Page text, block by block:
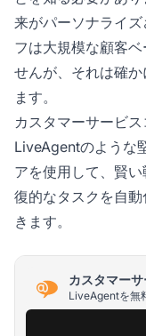
来がパーソナライ
フは大規模な顧客
せんが、それは確
ます。
カスタマーサービ
LiveAgentのような
アを使用して、賢
復的なタスクを自
きます。
カスタマー
LiveAgentを無